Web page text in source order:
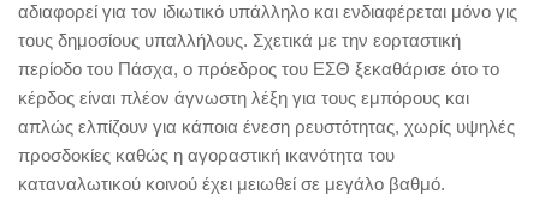
αδιαφορεί για τον ιδιωτικό υπάλληλο και ενδιαφέρεται μόνο γις
τους δημοσίους υπαλλήλους. Σχετικά με την εορταστική
περίοδο του Πάσχα, ο πρόεδρος του ΕΣΘ ξεκαθάρισε ότο το
κέρδος είναι πλέον άγνωστη λέξη για τους εμπόρους και
απλώς ελπίζουν για κάποια ένεση ρευστότητας, χωρίς υψηλές
προσδοκίες καθώς η αγοραστική ικανότητα του
καταναλωτικού κοινού έχει μειωθεί σε μεγάλο βαθμό.